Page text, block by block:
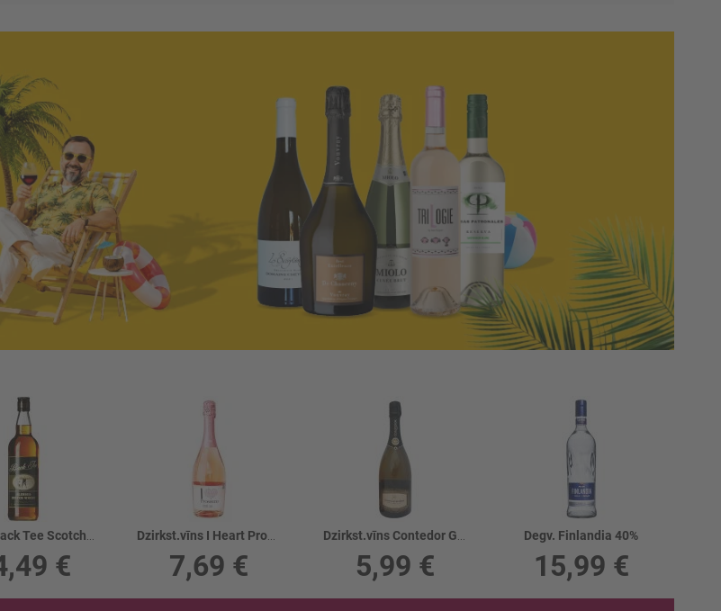
Viskijs Back Tee Scotch 40%
€
Dzirkst.vīns I Heart Prosecco Rose 11%
7,69 €
Dzirkst.vīns Contedor G.Cuvee Brut White 11%
5,99 €
Degv. Finlandia 40%
15,99 €